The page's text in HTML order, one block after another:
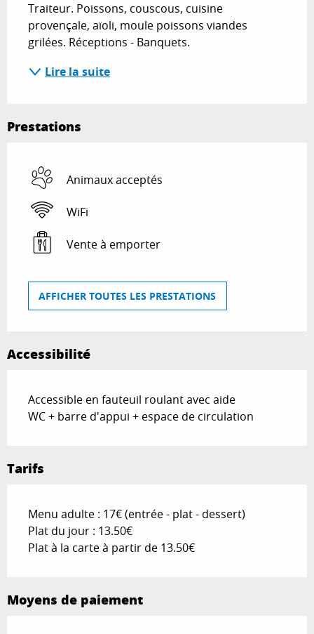
Traiteur. Poissons, couscous, cuisine
provençale, aïoli, moule poissons viandes
grilées. Réceptions - Banquets.
Lire la suite
Prestations
Animaux acceptés
WiFi
Vente à emporter
AFFICHER TOUTES LES PRESTATIONS
Accessibilité
Accessible en fauteuil roulant avec aide
WC + barre d'appui + espace de circulation
Tarifs
Menu adulte : 17€ (entrée - plat - dessert)
Plat du jour : 13.50€
Plat à la carte à partir de 13.50€
Moyens de paiement